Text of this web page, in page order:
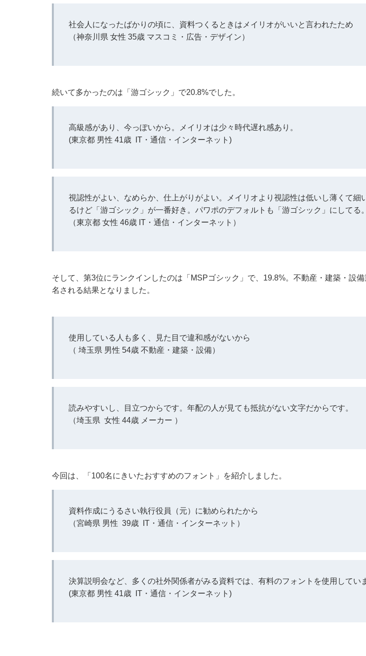
社会人になったばかりの頃に、資料つくるときはメイリオがいいと言われたため
（神奈川県 女性 35歳 マスコミ・広告・デザイン）
続いて多かったのは「游ゴシック」で20.8%でした。
高級感があり、今っぽいから。メイリオは少々時代遅れ感あり。
(東京都 男性 41歳 IT・通信・インターネット)
視認性がよい、なめらか、仕上がりがよい。メイリオより視認性は低いし薄くて細
るけど「游ゴシック」が一番好き。パワポのデフォルトも「游ゴシック」にしてる。
（東京都 女性 46歳 IT・通信・インターネット）
そして、第3位にランクインしたのは「MSPゴシック」で、19.8%。不動産・建築・設
名される結果となりました。
使用している人も多く、見た目で違和感がないから
（ 埼玉県 男性 54歳 不動産・建築・設備）
読みやすいし、目立つからです。年配の人が見ても抵抗がない文字だからです。
（埼玉県 女性 44歳 メーカー ）
今回は、「100名にきいたおすすめのフォント」を紹介しました。
資料作成にうるさい執行役員（元）に勧められたから
（宮崎県 男性 39歳 IT・通信・インターネット）
決算説明会など、多くの社外関係者がみる資料では、有料のフォントを使用してい
(東京都 男性 41歳 IT・通信・インターネット)